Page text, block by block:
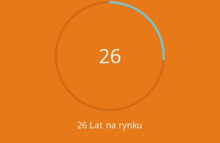
26
26 Lat na rynku